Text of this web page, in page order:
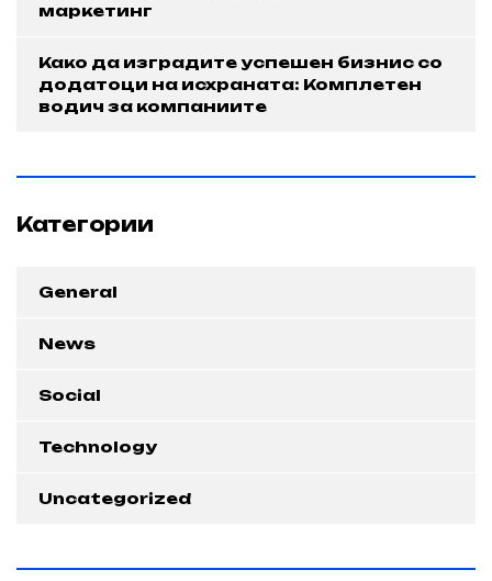
маркетинг
Како да изградите успешен бизнис со
додатоци на исхраната: Комплетен
водич за компаниите
Категории
General
News
Social
Technology
Uncategorized